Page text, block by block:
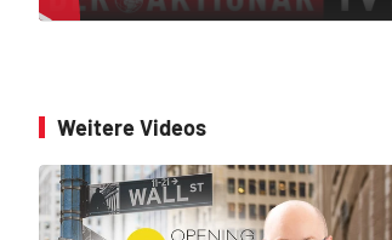
Weitere Videos